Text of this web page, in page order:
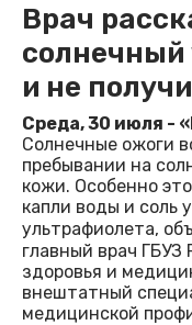
Врач
солнечный
и не
Среда, 30 июля -
Солнечные ожоги
пребывании на
кожи. Особенно
капли воды и соль
ультрафиолета,
главный врач
здоровья и
внештатный
медицинской